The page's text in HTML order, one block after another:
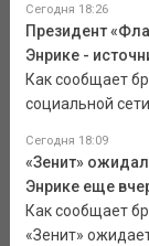
Сегодня 18:26
Президент
Энрике -
Как сообщает
социальной сети
Сегодня 18:09
«Зенит»
Энрике еще
Как сообщает
«Зенит» ожидает